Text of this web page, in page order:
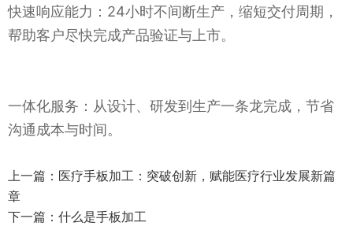
快速响应能力：24小时不间断生产，缩短交付周期，
帮助客户尽快完成产品验证与上市。
一体化服务：从设计、研发到生产一条龙完成，节省
沟通成本与时间。
上一篇： 医疗手板加工：突破创新，赋能医疗行业发展新篇
章
下一篇： 什么是手板加工